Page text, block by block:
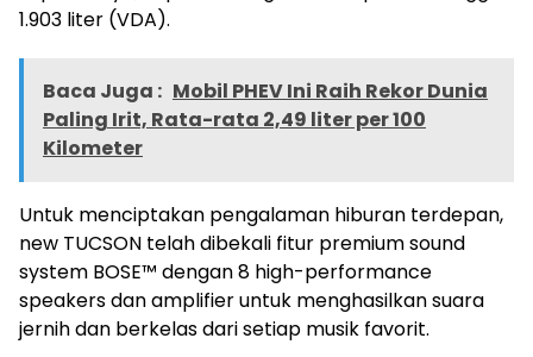
1.903 liter (VDA).
Baca Juga : Mobil PHEV Ini Raih Rekor Dunia
Paling Irit, Rata-rata 2,49 liter per 100
Kilometer
Untuk menciptakan pengalaman hiburan terdepan,
new TUCSON telah dibekali fitur premium sound
system BOSE™ dengan 8 high-performance
speakers dan amplifier untuk menghasilkan suara
jernih dan berkelas dari setiap musik favorit.